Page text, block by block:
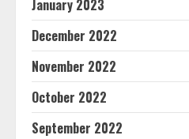
January 2023
December 2022
November 2022
October 2022
September 2022